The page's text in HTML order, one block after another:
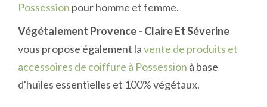
Possession pour homme et femme.
Végétalement Provence - Claire Et Séverine
vous propose également lavente de produits et
accessoires de coiffure à Possession à base
d'huiles essentielles et 100% végétaux.